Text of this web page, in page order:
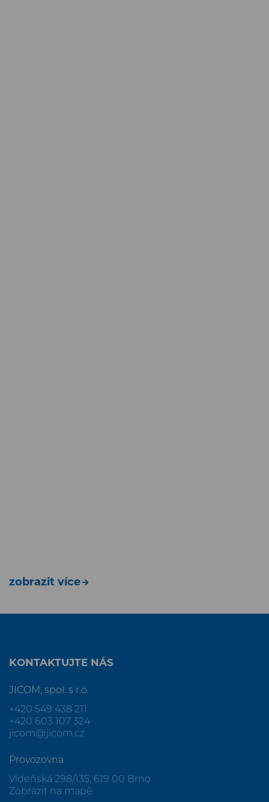
zobrazit více
KONTAKTUJTE NÁS
JICOM, spol. s r.o.
+420 549 438 211
+420 603 107 324
jicom@jicom.cz
Provozovna
Vídeňská 298/135, 619 00 Brno
Zobrazit na mapě